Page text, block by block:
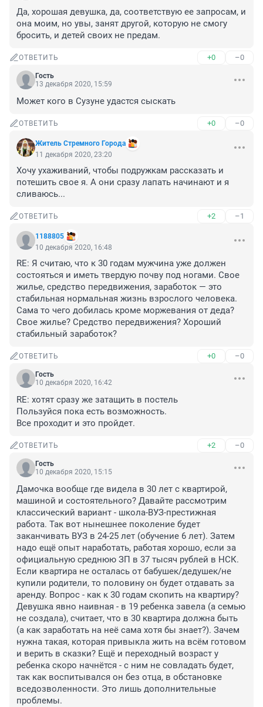
Да, хорошая девушка, да, соответствую ее запросам, и
она моим, но увы, занят другой, которую не смогу
бросить, и детей своих не предам.
ОТВЕТИТЬ +0 –0
Гость
13 декабря 2020, 15:59
Может кого в Сузуне удастся сыскать
ОТВЕТИТЬ +0 –0
Житель Стремного Города
11 декабря 2020, 23:20
Хочу ухаживаний, чтобы подружкам рассказать и
потешить свое я. А они сразу лапать начинают и я
сливаюсь...
ОТВЕТИТЬ +2 –1
1188805
10 декабря 2020, 16:48
RE: Я считаю, что к 30 годам мужчина уже должен
состояться и иметь твердую почву под ногами. Свое
жилье, средство передвижения, заработок — это
стабильная нормальная жизнь взрослого человека.
Сама то чего добилась кроме моржевания от деда?
Свое жилье? Средство передвижения? Хороший
стабильный заработок?
ОТВЕТИТЬ +0 –0
Гость
10 декабря 2020, 16:42
RE: хотят сразу же затащить в постель
Пользуйся пока есть возможность.
Все проходит и это пройдет.
ОТВЕТИТЬ +2 –0
Гость
10 декабря 2020, 15:15
Дамочка вообще где видела в 30 лет с квартирой,
машиной и состоятельного? Давайте рассмотрим
классический вариант - школа-ВУЗ-престижная
работа. Так вот нынешнее поколение будет
заканчивать ВУЗ в 24-25 лет (обучение 6 лет). Затем
надо ещё опыт наработать, работая хорошо, если за
официальную среднюю ЗП в 37 тысяч рублей в НСК.
Если квартира не осталась от бабушек/дедушек/не
купили родители, то половину он будет отдавать за
аренду. Вопрос - как к 30 годам скопить на квартиру?
Девушка явно наивная - в 19 ребенка завела (а семью
не создала), считает, что в 30 квартира должна быть
(а как заработать на неё сама хотя бы знает?). Зачем
нужна такая, которая привыкла жить на всём готовом
и верить в сказки? Ещё и переходный возраст у
ребенка скоро начнётся - с ним не совладать будет,
так как воспитывался он без отца, в обстановке
вседозволенности. Это лишь дополнительные
проблемы.